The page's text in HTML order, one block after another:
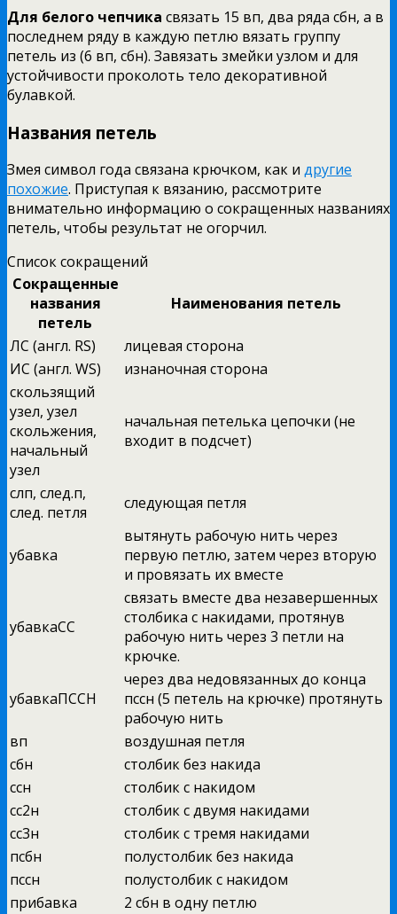
Для белого чепчика связать 15 вп, два ряда сбн, а в
последнем ряду в каждую петлю вязать группу
петель из (6 вп, сбн). Завязать змейки узлом и для
устойчивости проколоть тело декоративной
булавкой.
Названия петель
Змея символ года связана крючком, как и другие
похожие. Приступая к вязанию, рассмотрите
внимательно информацию о сокращенных названиях
петель, чтобы результат не огорчил.
Список сокращений
Сокращенные
названия
петель
Наименования петель
ЛС (англ. RS)
лицевая сторона
ИС (англ. WS)
изнаночная сторона
скользящий
узел, узел
скольжения,
начальный
узел
начальная петелька цепочки (не
входит в подсчет)
слп, след.п,
след. петля
следующая петля
убавка
вытянуть рабочую нить через
первую петлю, затем через вторую
и провязать их вместе
убавкаСС
связать вместе два незавершенных
столбика с накидами, протянув
рабочую нить через 3 петли на
крючке.
убавкаПССН
через два недовязанных до конца
пссн (5 петель на крючке) протянуть
рабочую нить
вп
воздушная петля
сбн
столбик без накида
ссн
столбик с накидом
сс2н
столбик с двумя накидами
сс3н
столбик с тремя накидами
псбн
полустолбик без накида
пссн
полустолбик с накидом
прибавка
2 сбн в одну петлю